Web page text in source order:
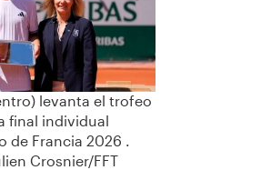
levanta el trofeo
final individual
de Francia 2026 .
Crosnier/FFT